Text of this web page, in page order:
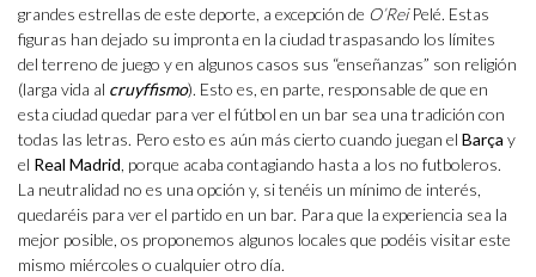
grandes estrellas de este deporte, a excepción de O’ReiPelé. Estas
figuras han dejado su impronta en la ciudad traspasando los límites
del terreno de juego y en algunos casos sus “enseñanzas” son religión
(larga vida al cruyffismo). Esto es, en parte, responsable de que en
esta ciudad quedar para ver el fútbol en un bar sea una tradición con
todas las letras. Pero esto es aún más cierto cuando juegan el Barça y
el Real Madrid, porque acaba contagiando hasta a los no futboleros.
La neutralidad no es una opción y, si tenéis un mínimo de interés,
quedaréis para ver el partido en un bar. Para que la experiencia sea la
mejor posible, os proponemos algunos locales que podéis visitar este
mismo miércoles o cualquier otro día.